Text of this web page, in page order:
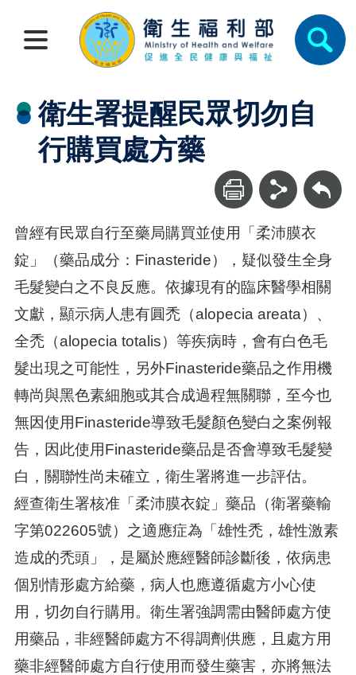
衛生署提醒民眾切勿自
行購買處方藥
回上一頁
曾經有民眾自行至藥局購買並使用「柔沛膜衣
錠」（藥品成分：Finasteride），疑似發生全身
毛髮變白之不良反應。依據現有的臨床醫學相關
文獻，顯示病人患有圓禿（alopecia areata）、
全禿（alopecia totalis）等疾病時，會有白色毛
髮出現之可能性，另外Finasteride藥品之作用機
轉尚與黑色素細胞或其合成過程無關聯，至今也
無因使用Finasteride導致毛髮顏色變白之案例報
告，因此使用Finasteride藥品是否會導致毛髮變
白，關聯性尚未確立，衛生署將進一步評估。
經查衛生署核准「柔沛膜衣錠」藥品（衛署藥輸
字第022605號）之適應症為「雄性禿，雄性激素
造成的禿頭」，是屬於應經醫師診斷後，依病患
個別情形處方給藥，病人也應遵循處方小心使
用，切勿自行購用。衛生署強調需由醫師處方使
用藥品，非經醫師處方不得調劑供應，且處方用
藥非經醫師處方自行使用而發生藥害，亦將無法